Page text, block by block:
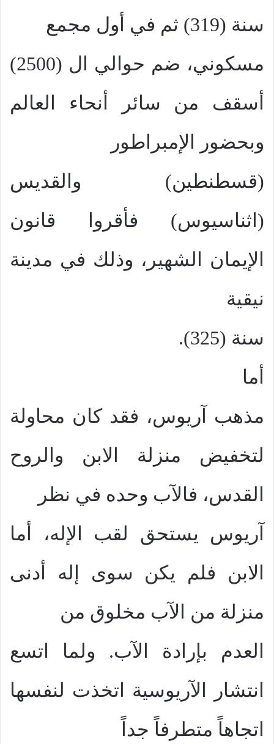
سنة (319) ثم في أول مجمع
مسكوني، ضم حوالي ال (2500)
أسقف من سائر أنحاء العالم
وبحضور الإمبراطور
(قسطنطين) والقديس
(اثناسيوس) فأقروا قانون
الإيمان الشهير، وذلك في مدينة
نيقية
سنة (325).
أما
مذهب آريوس، فقد كان محاولة
لتخفيض منزلة الابن والروح
القدس، فالآب وحده في نظر
آريوس يستحق لقب الإله، أما
الابن فلم يكن سوى إله أدنى
منزلة من الآب مخلوق من
العدم بإرادة الآب. ولما اتسع
انتشار الآريوسية اتخذت لنفسها
اتجاهاً متطرفاً جداً